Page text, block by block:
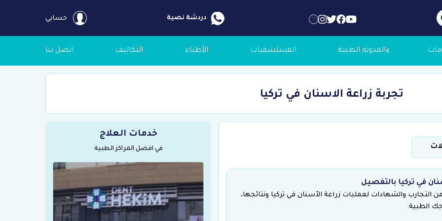
دردشة نصية حسابي
المدونة الطبية المستشفيات الأطباء التكاليف اتصل بنا
تجربة زراعة الاسنان في تركيا
في تركيا بالتفصيل
والشهادات لعمليات زراعة الأسنان في تركيا ونتائجها،
الطبية.
خدمات العلاج
في افضل المراكز الطبية